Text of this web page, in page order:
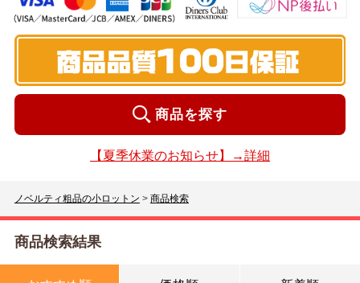
商品を探す
【夏季休業のお知らせ】→詳細
ノベルティ粗品の小ロットン > 商品検索
商品検索結果